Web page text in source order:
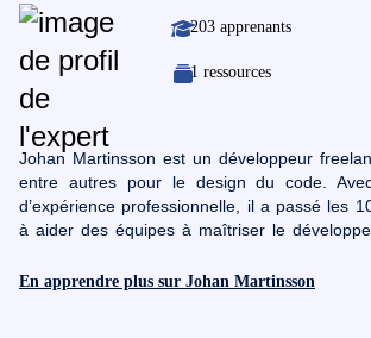
203 apprenants
1 ressources
Johan Martinsson est un développeur
entre autres pour le design du code.
d’expérience professionnelle, il a passé les
à aider des équipes à maîtriser le
particulièrement sa capacité à lier besoin
En apprendre plus sur Johan Martinsson